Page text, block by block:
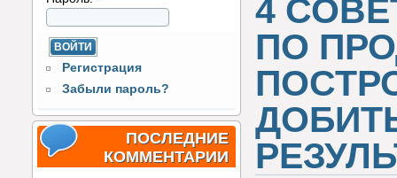
Регистрация
Забыли пароль?
ПОСЛЕДНИЕ
КОММЕНТАРИИ
4
ПО